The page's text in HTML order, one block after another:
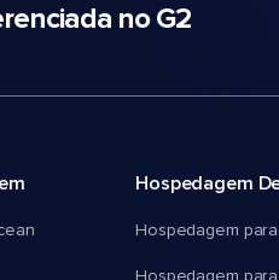
no G2
Hospedagem
Hospedagem